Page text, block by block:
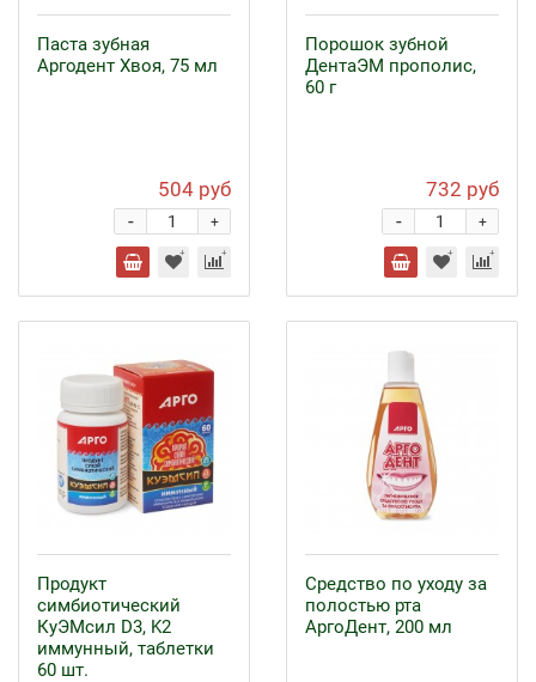
Паста зубная
Аргодент Хвоя, 75 мл
504 руб
+
-
Порошок зубной
ДентаЭМ прополис,
60 г
732 руб
+
-
Продукт
симбиотический
КуЭМсил D3, K2
иммунный, таблетки
60 шт.
Средство по уходу за
полостью рта
АргоДент, 200 мл